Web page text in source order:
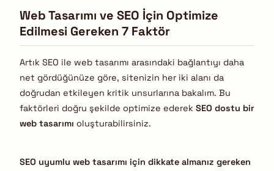
Web Tasarımı ve SEO İçin Optimize
Edilmesi Gereken 7 Faktör
Artık SEO ile web tasarımı arasındaki bağlantıyı daha
net gördüğünüze göre, sitenizin her iki alanı da
doğrudan etkileyen kritik unsurlarına bakalım. Bu
faktörleri doğru şekilde optimize ederek SEO dostu bir
web tasarımı oluşturabilirsiniz.
SEO uyumlu web tasarımı için dikkate almanız gereken